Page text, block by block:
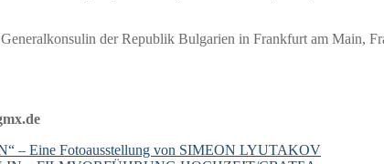
der Republik Bulgarien in Frankfurt am Main,
– Eine Fotoausstellung von SIMEON LYUTAKOV